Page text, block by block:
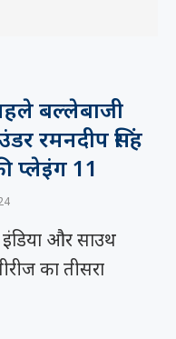
बल्लेबाजी
रमनदीप सिंह
प्लेइंग 11
और साउथ
का तीसरा